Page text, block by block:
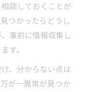
談しておくことが
つかったらどうし
事前に情報収集し
す。
、分からない点は
が一異常が見つか